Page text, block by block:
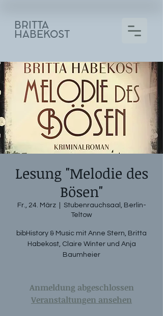
BRITTA
HABEKOST
Lesung "Melodie des
Bösen"
Fr., 24. März
  |
Stubenrauchsaal, Berlin-
Teltow
bibHistory & Music mit Anne Stern, Britta
Habekost, Claire Winter und Anja
Baumheier
Anmeldung abgeschlossen
Veranstaltungen ansehen